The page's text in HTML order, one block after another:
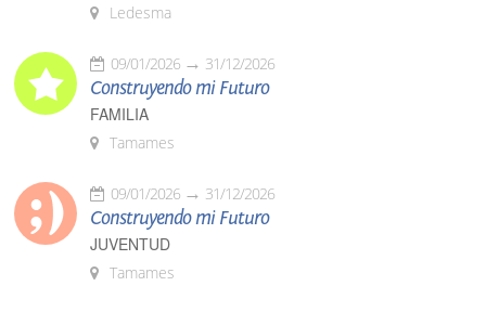
Ledesma
09/01/2026 31/12/2026
Construyendo mi Futuro
FAMILIA
Tamames
09/01/2026 31/12/2026
Construyendo mi Futuro
JUVENTUD
Tamames